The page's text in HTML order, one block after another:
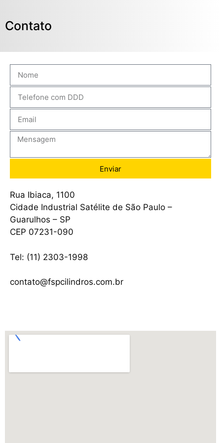
Contato
Enviar
Rua Ibiaca, 1100
Cidade Industrial Satélite de São Paulo –
Guarulhos – SP
CEP 07231-090
Tel: (11) 2303-1998
contato@fspcilindros.com.br